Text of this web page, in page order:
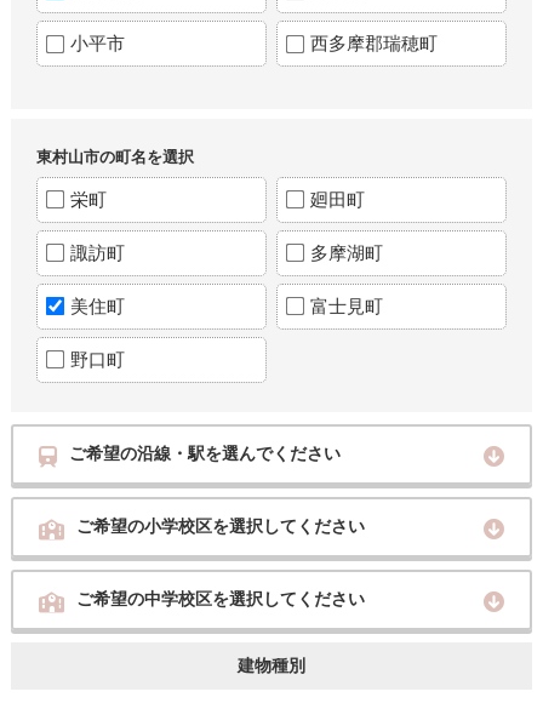
小平市 西多摩郡瑞穂町
東村山市の町名を選択
栄町 廻田町
諏訪町 多摩湖町
美住町 富士見町
野口町
ご希望の沿線・駅を選んでください
ご希望の小学校区を選択してください
ご希望の中学校区を選択してください
建物種別